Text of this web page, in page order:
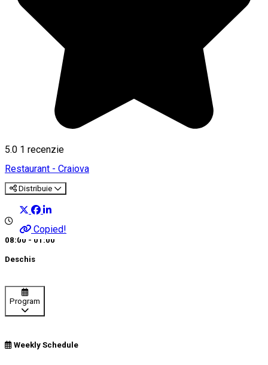
5.0 1 recenzie
Restaurant - Craiova
Distribuie
Copied!
08:00 - 01:00
Deschis
Program
Weekly Schedule